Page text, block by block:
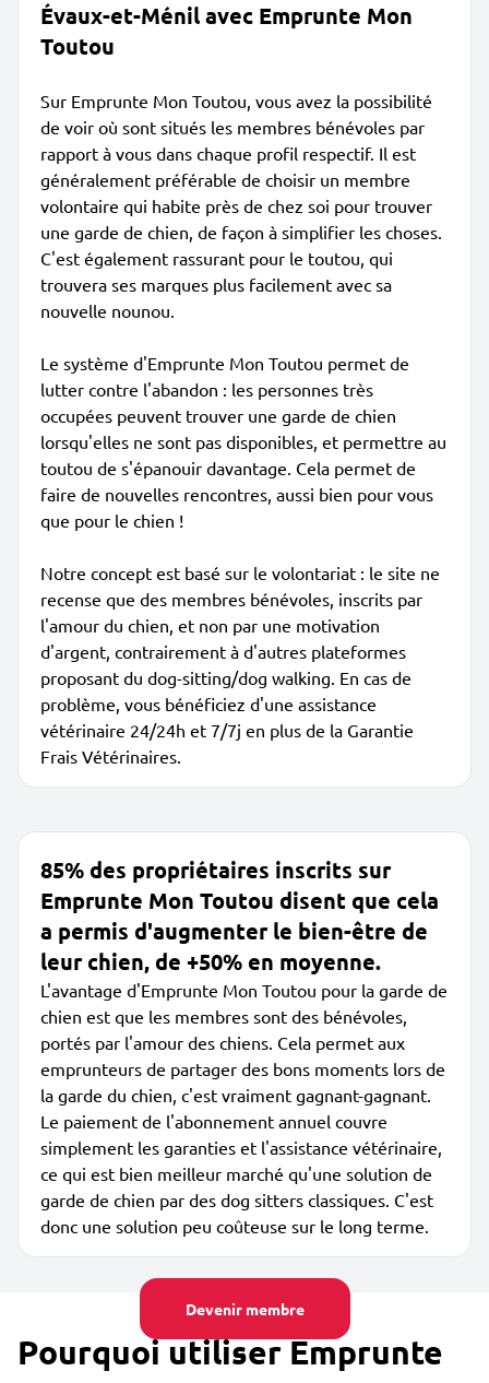
Devenir membre
Évaux-et-Ménil avec Emprunte Mon
Toutou
Sur Emprunte Mon Toutou, vous avez la possibilité
de voir où sont situés les membres bénévoles par
rapport à vous dans chaque profil respectif. Il est
généralement préférable de choisir un membre
volontaire qui habite près de chez soi pour trouver
une garde de chien, de façon à simplifier les choses.
C'est également rassurant pour le toutou, qui
trouvera ses marques plus facilement avec sa
nouvelle nounou.
Le système d'Emprunte Mon Toutou permet de
lutter contre l'abandon : les personnes très
occupées peuvent trouver une garde de chien
lorsqu'elles ne sont pas disponibles, et permettre au
toutou de s'épanouir davantage. Cela permet de
faire de nouvelles rencontres, aussi bien pour vous
que pour le chien !
Notre concept est basé sur le volontariat : le site ne
recense que des membres bénévoles, inscrits par
l'amour du chien, et non par une motivation
d'argent, contrairement à d'autres plateformes
proposant du dog-sitting/dog walking. En cas de
problème, vous bénéficiez d'une assistance
vétérinaire 24/24h et 7/7j en plus de la Garantie
Frais Vétérinaires.
85% des propriétaires inscrits sur
Emprunte Mon Toutou disent que cela
a permis d'augmenter le bien-être de
leur chien, de +50% en moyenne.
L'avantage d'Emprunte Mon Toutou pour la garde de
chien est que les membres sont des bénévoles,
portés par l'amour des chiens. Cela permet aux
emprunteurs de partager des bons moments lors de
la garde du chien, c'est vraiment gagnant-gagnant.
Le paiement de l'abonnement annuel couvre
simplement les garanties et l'assistance vétérinaire,
ce qui est bien meilleur marché qu'une solution de
garde de chien par des dog sitters classiques. C'est
donc une solution peu coûteuse sur le long terme.
Pourquoi utiliser Emprunte